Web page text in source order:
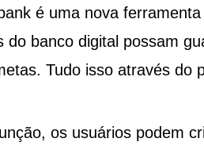
é uma nova
do banco digital possam
Tudo isso através do
os usuários podem